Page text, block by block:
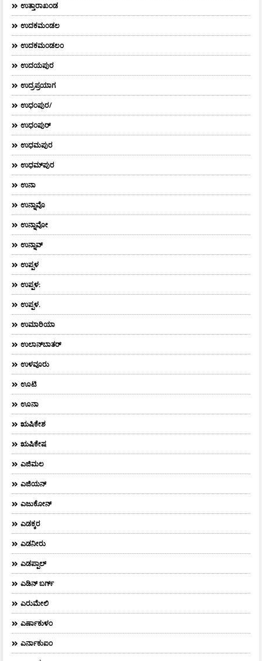
ಉತ್ತಾರಾಖಂಡ
ಉದಕಮಂಡಲ
ಉದಕಮಂಡಲಂ
ಉದಯಪುರ
ಉದ್ರಪ್ರಯಾಗ
ಉಧಂಪುರ/
ಉಧಂಪುರ್
ಉಧಮಪುರ
ಉಧಮ್‌ಪುರ
ಉನಾ
ಉನ್ನಾವೊ
ಉನ್ನಾವೋ
ಉನ್ನಾವ್
ಉಪ್ಪಳ
ಉಪ್ಪಳ:
ಉಪ್ಪಳ.
ಉಮಾರಿಯಾ
ಉಲಾನ್‌ಬಾತರ್
ಉಳವೂರು
ಊಟಿ
ಊನಾ
ಋಷಿಕೇಶ
ಋಷಿಕೇಷ
ಎಜಿಮಲ
ಎಜಿಯನ್
ಎಜುಕೋನ್
ಎಡಕ್ಕರ
ಎಡನೀರು
ಎಡಪ್ಪಾಲ್
ಎಡಿನ್ ಬರ್ಗ್
ಎರುಮೇಲಿ
ಎರ್ಣಾಕುಳಂ
ಎರ್ನಾಕುಐಂ